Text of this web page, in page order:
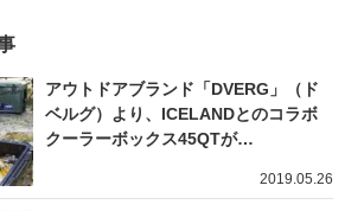
アウトドアブランド「DVERG」（ド
ベルグ）より、ICELANDとのコラボ
クーラーボックス45QTが…
2019.05.26